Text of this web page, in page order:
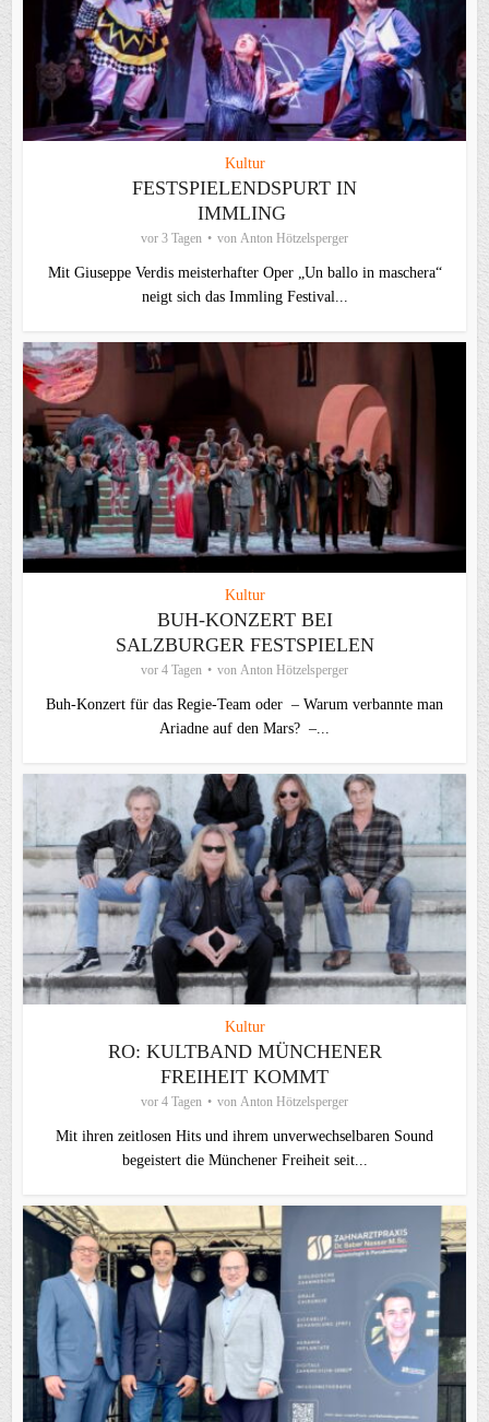
Kultur
FESTSPIELENDSPURT IN
IMMLING
vor 3 Tagen von Anton Hötzelsperger
Mit Giuseppe Verdis meisterhafter Oper „Un ballo in maschera“
neigt sich das Immling Festival...
Kultur
BUH-KONZERT BEI
SALZBURGER FESTSPIELEN
vor 4 Tagen von Anton Hötzelsperger
Buh-Konzert für das Regie-Team oder – Warum verbannte man
Ariadne auf den Mars? –...
Kultur
RO: KULTBAND MÜNCHENER
FREIHEIT KOMMT
vor 4 Tagen von Anton Hötzelsperger
Mit ihren zeitlosen Hits und ihrem unverwechselbaren Sound
begeistert die Münchener Freiheit seit...